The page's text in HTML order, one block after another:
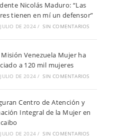
Nicolás Maduro: “Las
tienen en mí un defensor”
DE 2024 / SIN COMENTARIOS
Venezuela Mujer ha
a 120 mil mujeres
DE 2024 / SIN COMENTARIOS
Centro de Atención y
Integral de la Mujer en
DE 2024 / SIN COMENTARIOS